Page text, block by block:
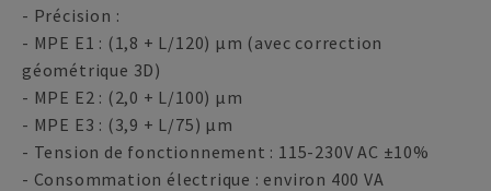
- Précision :
- MPE E1 : (1,8 + L/120) µm (avec correction
géométrique 3D)
- MPE E2 : (2,0 + L/100) µm
- MPE E3 : (3,9 + L/75) µm
- Tension de fonctionnement : 115-230V AC ±10%
- Consommation électrique : environ 400 VA